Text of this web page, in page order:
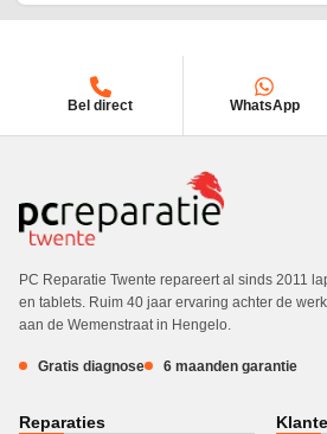
Bel direct WhatsApp
PC Reparatie Twente repareert al sinds 2011
en tablets. Ruim 40 jaar ervaring achter de
aan de Wemenstraat in Hengelo.
Gratis diagnose 6 maanden garantie
Reparaties